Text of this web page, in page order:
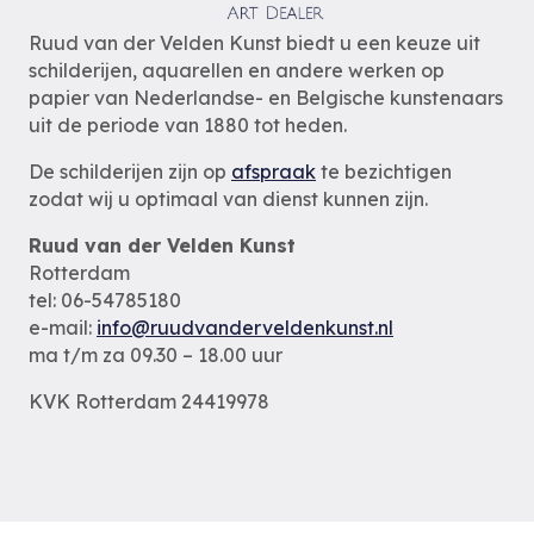
Ruud van der Velden Kunst biedt u een keuze uit
schilderijen, aquarellen en andere werken op
papier van Nederlandse- en Belgische kunstenaars
uit de periode van 1880 tot heden.
De schilderijen zijn op afspraak te bezichtigen
zodat wij u optimaal van dienst kunnen zijn.
Ruud van der Velden Kunst
Rotterdam
tel: 06-54785180
e-mail: info@ruudvanderveldenkunst.nl
ma t/m za 09.30 – 18.00 uur
KVK Rotterdam 24419978